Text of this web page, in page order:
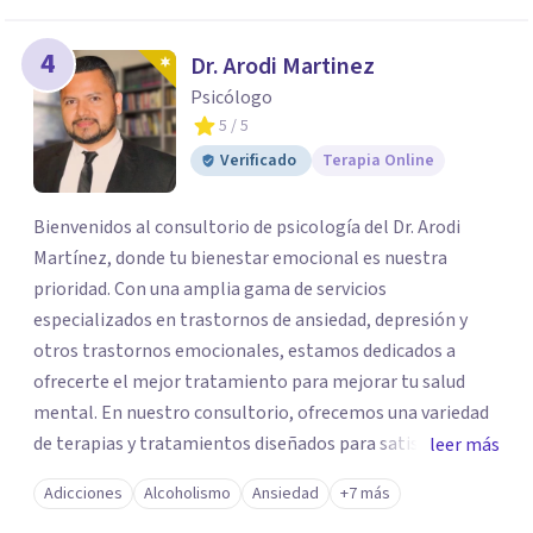
4 Dr. Arodi Martinez
Psicólogo
5 / 5
Verificado
Terapia Online
Bienvenidos al consultorio de psicología del Dr. Arodi
Martínez, donde tu bienestar emocional es nuestra
prioridad. Con una amplia gama de servicios
especializados en trastornos de ansiedad, depresión y
otros trastornos emocionales, estamos dedicados a
ofrecerte el mejor tratamiento para mejorar tu salud
mental. En nuestro consultorio, ofrecemos una variedad
de terapias y tratamientos diseñados para satisfacer tus
necesidades específicas: Terapia para Trastornos de
Ansiedad y Depresión: Somos expertos en el tratamiento
leer más
Adicciones Alcoholismo Ansiedad +7 más